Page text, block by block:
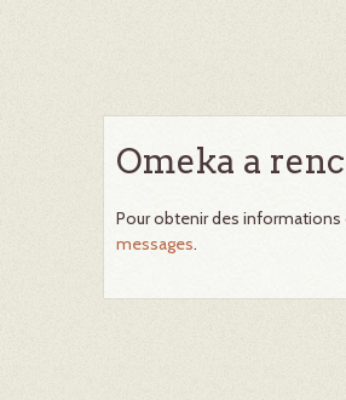
Omeka a
Pour obtenir des informations
messages.